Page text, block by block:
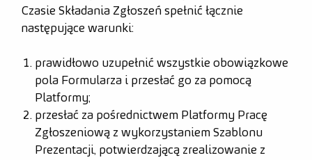
Czasie Składania Zgłoszeń spełnić łącznie
następujące warunki:
prawidłowo uzupełnić wszystkie obowiązkowe
pola Formularza i przesłać go za pomocą
Platformy;
przesłać za pośrednictwem Platformy Pracę
Zgłoszeniową z wykorzystaniem Szablonu
Prezentacji, potwierdzającą zrealizowanie z